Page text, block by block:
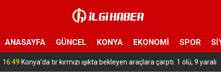
ANASAYFA GÜNCEL KONYA EKONOMİ SPOR
15:54